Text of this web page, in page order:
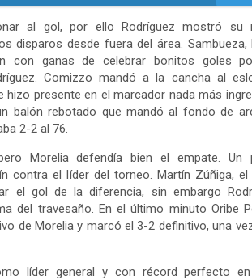
al gol, por ello Rodríguez mostró su
disparos desde fuera del área. Sambueza,
con ganas de celebrar bonitos goles
Comizzo mandó a la cancha al
hizo presente en el marcador nada más
balón rebotado que mandó al fondo de
2-2 al 76.
Morelia defendía bien el empate. Un
contra el líder del torneo. Martín Zúñiga, el
el gol de la diferencia, sin embargo
del travesaño. En el último minuto Oribe
de Morelia y marcó el 3-2 definitivo, una
líder general y con récord perfecto